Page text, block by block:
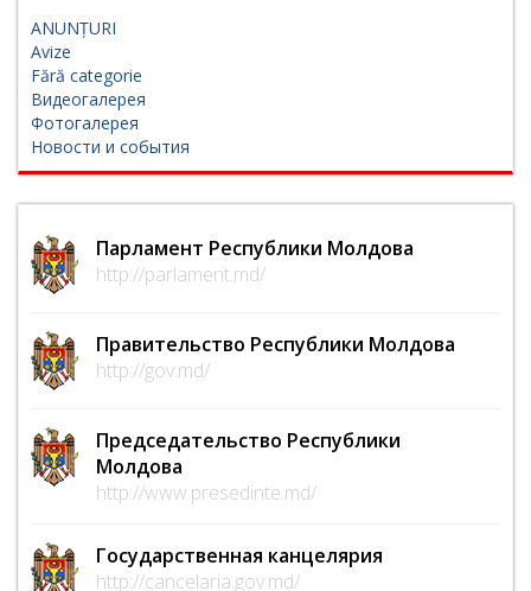
ANUNȚURI
Avize
Fără categorie
Видеогалерея
Фотогалерея
Новости и события
Парламент Республики Молдова
http://parlament.md/
Правительство Республики Молдова
http://gov.md/
Председательство Республики
Молдова
http://www.presedinte.md/
Государственная канцелярия
http://cancelaria.gov.md/